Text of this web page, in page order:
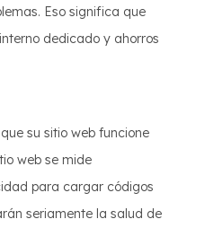
Eso significa que
dedicado y ahorros
su sitio web funcione
web se mide
para cargar códigos
seriamente la salud de